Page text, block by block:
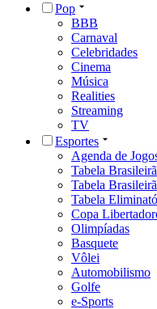
Pop
BBB
Carnaval
Celebridades
Cinema
Música
Realities
Streaming
TV
Esportes
Agenda de
Tabela
Tabela
Tabela
Copa
Olimpíadas
Basquete
Vôlei
Automobilismo
Golfe
e-Sports